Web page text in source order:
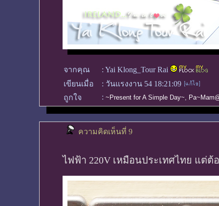
จากคุณ : Yai Klong_Tour Rai
เขียนเมื่อ
: วันแรงงาน 54 18:21:09
ถูกใจ
: ~Present for A Simple Day~,
ความคิดเห็นที่ 9
ไฟฟ้า 220V เหมือนประเทศไทย แต่